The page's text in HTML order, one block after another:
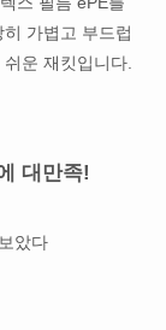
가볍고 부드럽
운 재킷입니다.
대만족!
았다